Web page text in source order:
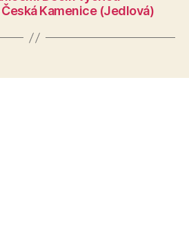
Česká Kamenice (Jedlová)